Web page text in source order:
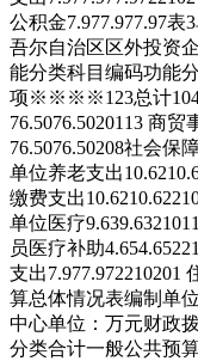
公积金7.977.977.97表3
吾尔自治区区外投资
能分类科目编码功能
项※ ※ ※ ※1 23总计
76.5076.50201 13 商贸
76.5076.50208社会保
单位养老支出10.62
缴费支出10.6210.62
单位医疗9.639.6321011
员医疗补助4.654.65221
支出7.977.972210201
算总体情况表编制单
中心单位：万元财政
分类合计一般公共预